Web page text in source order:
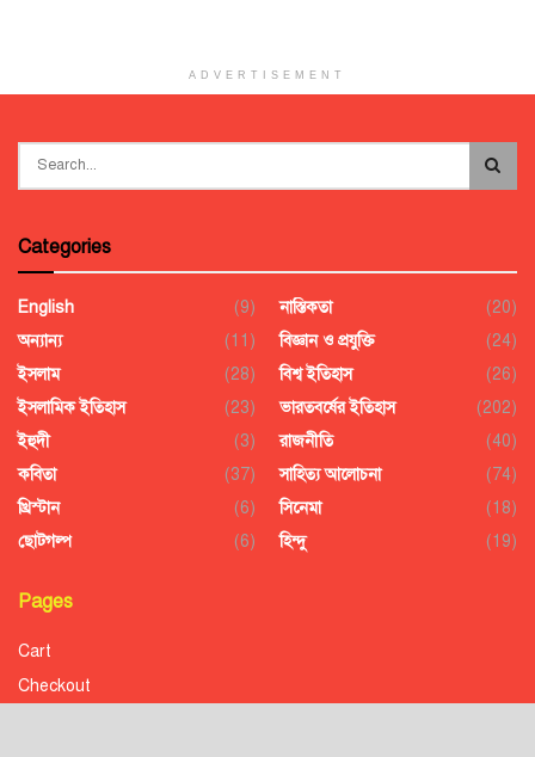
ADVERTISEMENT
Categories
English
(9)
অন্যান্য
(11)
ইসলাম
(28)
ইসলামিক ইতিহাস
(23)
ইহুদী
(3)
কবিতা
(37)
খ্রিস্টান
(6)
ছোটগল্প
(6)
নাস্তিকতা
(20)
বিজ্ঞান ও প্রযুক্তি
(24)
বিশ্ব ইতিহাস
(26)
ভারতবর্ষের ইতিহাস
(202)
রাজনীতি
(40)
সাহিত্য আলোচনা
(74)
সিনেমা
(18)
হিন্দু
(19)
Pages
Cart
Checkout